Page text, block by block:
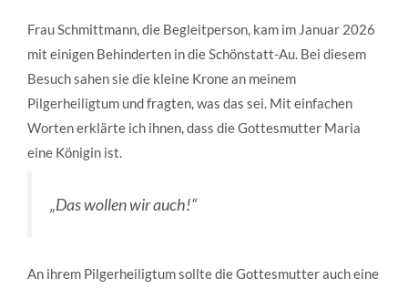
Frau Schmittmann, die Begleitperson, kam im Januar 2026
mit einigen Behinderten in die Schönstatt-Au. Bei diesem
Besuch sahen sie die kleine Krone an meinem
Pilgerheiligtum und fragten, was das sei. Mit einfachen
Worten erklärte ich ihnen, dass die Gottesmutter Maria
eine Königin ist.
„Das wollen wir auch!“
An ihrem Pilgerheiligtum sollte die Gottesmutter auch eine